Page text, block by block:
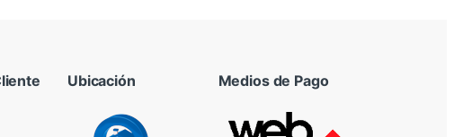
Ubicación Medios de Pago